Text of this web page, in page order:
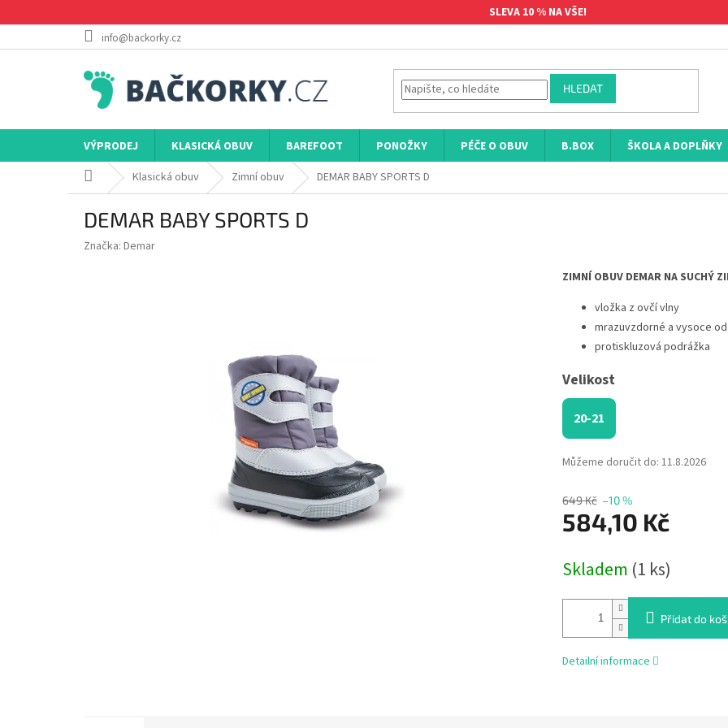
na
SLEVA 10 % NA VŠE!
info@backorky.cz
HLEDAT
VÝPRODEJ KLASICKÁ OBUV BAREFOOT PONOŽKY PÉČE O OBUV B.BOX
ŠKOLA A DOPLŇKY
Domů Klasická obuv Zimní obuv DEMAR BABY SPORTS D
DEMAR BABY SPORTS D
Značka: Demar
649 Kč –10 %
584,10 Kč
cena:
Skladem (1 ks)
Velikost
20-21
Můžeme doručit do: 11.8.2026
Přidat do
ZIMNÍ OBUV DEMAR NA SUCHÝ
vložka z ovčí vlny
mrazuvzdorné a vysoce
protiskluzová podrážka
Detailní informace